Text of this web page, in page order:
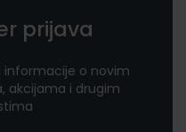
prijava
informacije o novim
akcijama i drugim